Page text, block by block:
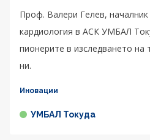
Проф. Валери Гелев,
кардиология в АСК УМБАЛ
пионерите в изследването на
ни.
Иновации
УМБАЛ Токуда